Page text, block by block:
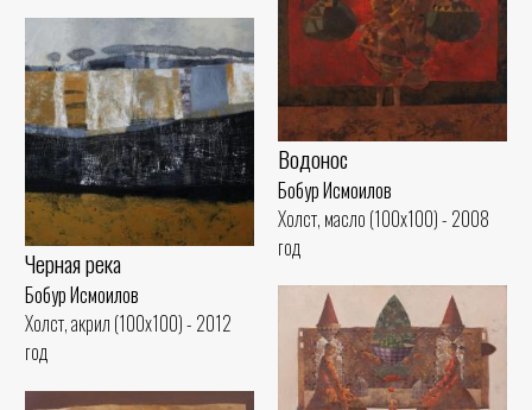
Водонос
Бобур Исмоилов
Холст, масло (100x100) - 2008
год
Черная река
Бобур Исмоилов
Холст, акрил (100x100) - 2012
год